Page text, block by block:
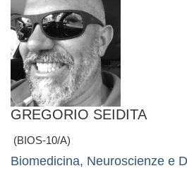
GREGORIO SEIDITA
(BIOS-10/A)
Biomedicina, Neuroscienze e